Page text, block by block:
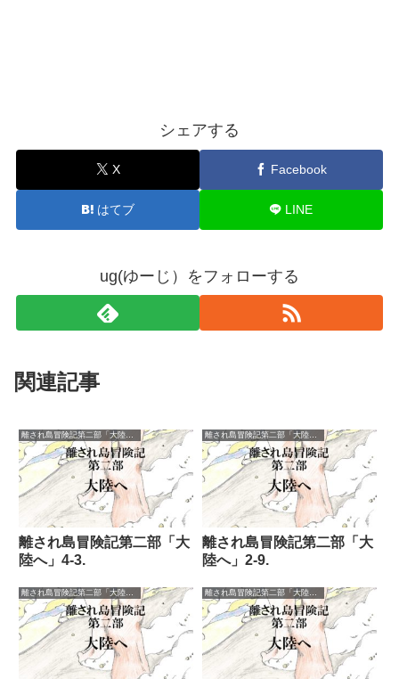
シェアする
X Facebook
はてブ LINE
ug(ゆーじ）をフォローする
関連記事
離され島冒険記第二部「大陸へ」
離され島冒険記第二部「大
陸へ」4-3.
離され島冒険記第二部「大陸へ」
離され島冒険記第二部「大
陸へ」2-9.
離され島冒険記第二部「大陸へ」